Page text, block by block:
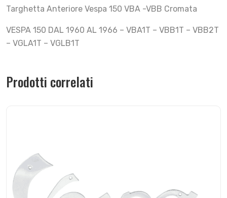
Targhetta Anteriore Vespa 150 VBA -VBB Cromata
VESPA 150 DAL 1960 AL 1966 – VBA1T – VBB1T – VBB2T
– VGLA1T – VGLB1T
Prodotti correlati